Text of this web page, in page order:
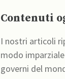
Contenuti
I nostri articoli
modo
governi del